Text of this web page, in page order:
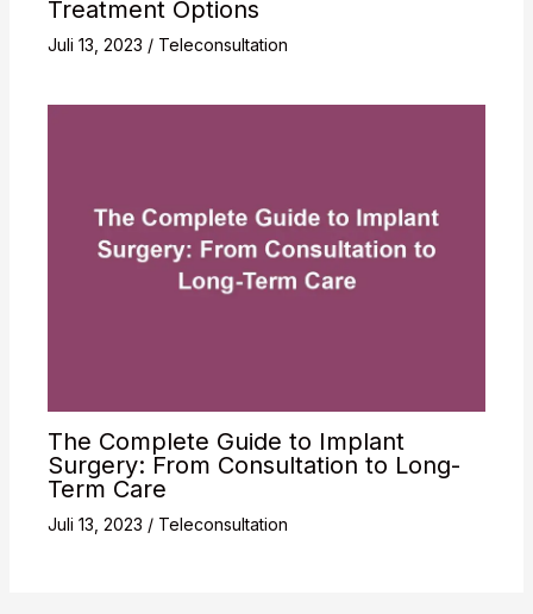
Treatment Options
Juli 13, 2023 / Teleconsultation
The Complete Guide to Implant
Surgery: From Consultation to Long-
Term Care
Juli 13, 2023 / Teleconsultation